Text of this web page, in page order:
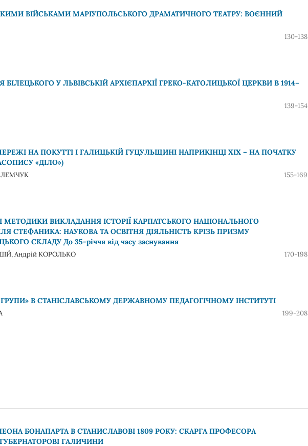
ВІЙСЬКАМИ МАРІУПОЛЬСЬКОГО ДРАМАТИЧНОГО ТЕАТРУ: ВОЄННИЙ
130-138
БІЛЕЦЬКОГО У ЛЬВІВСЬКІЙ АРХІЄПАРХІЇ ГРЕКО-КАТОЛИЦЬКОЇ ЦЕРКВИ В 1914–
139-154
НА ПОКУТТІ І ГАЛИЦЬКІЙ ГУЦУЛЬЩИНІ НАПРИКІНЦІ ХІХ – НА ПОЧАТКУ
«ДІЛО»)
155-169
І МЕТОДИКИ ВИКЛАДАННЯ ІСТОРІЇ КАРПАТСЬКОГО НАЦІОНАЛЬНОГО
СТЕФАНИКА: НАУКОВА ТА ОСВІТНЯ ДІЯЛЬНІСТЬ КРІЗЬ ПРИЗМУ
СКЛАДУ До 35-річчя від часу заснування
Андрій КОРОЛЬКО 170-198
В СТАНІСЛАВСЬКОМУ ДЕРЖАВНОМУ ПЕДАГОГІЧНОМУ ІНСТИТУТІ
199-208
БОНАПАРТА В СТАНИСЛАВОВІ 1809 РОКУ: СКАРГА ПРОФЕСОРА
ГАЛИЧИНИ